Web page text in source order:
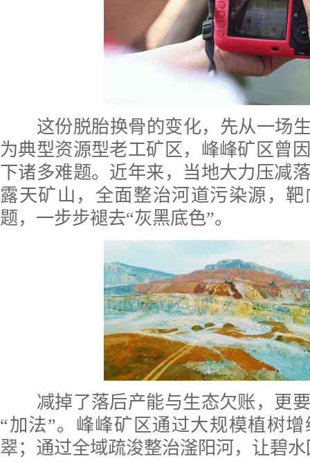
这份脱胎换骨的变化，先从一场生
为典型资源型老工矿区，峰峰矿区曾
下诸多难题。近年来，当地大力压减
露天矿山，全面整治河道污染源，
题，一步步褪去“灰黑底色”。
减掉了落后产能与生态欠账，更要
“加法”。峰峰矿区通过大规模植树
翠；通过全域疏浚整治滏阳河，让碧